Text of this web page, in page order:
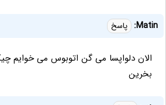
Matin: پاسخ
الان دلواپسا می گن اتوبوس می خوایم
بخرین